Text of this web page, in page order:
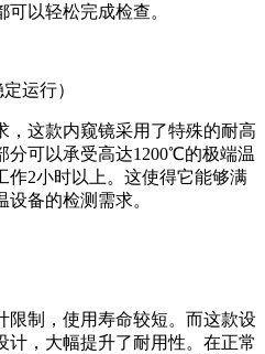
以轻松完成检查。
运行）
，这款内窥镜采用了特殊的耐高
分可以承受高达1200℃的极端温
作2小时以上。这使得它能够满
备的检测需求。
限制，使用寿命较短。而这款设
计，大幅提升了耐用性。在正常